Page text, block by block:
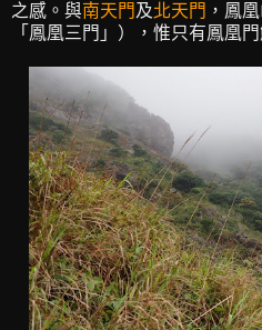
之感。與南天門及北天門 ，鳳
「鳳凰三門」），惟只有鳳凰